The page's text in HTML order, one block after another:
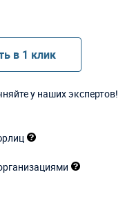
в 1 клик
у наших экспертов!